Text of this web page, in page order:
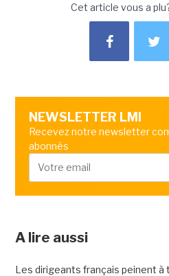
Cet article vous a
NEWSLETTER LMI
Recevez notre newsletter
abonnés
A lire aussi
Les dirigeants français peinent à